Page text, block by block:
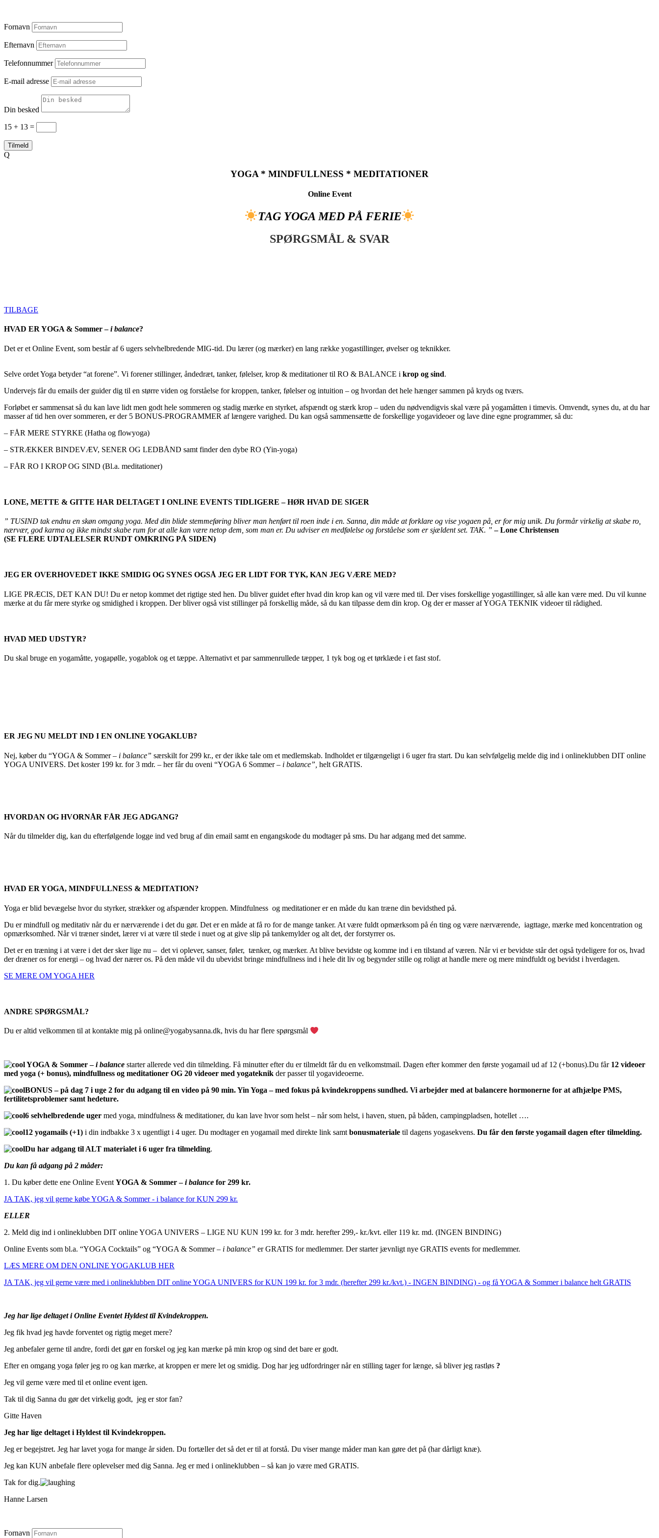
Fornavn
Efternavn
Telefonnummer
E-mail adresse
Din besked
15 + 13 =
Tilmeld
Q
YOGA * MINDFULLNESS * MEDITATIONER
Online Event
TAG YOGA MED PÅ FERIE
SPØRGSMÅL & SVAR
TILBAGE
HVAD ER YOGA & Sommer –i balance?
Det er et Online Event, som består af 6 ugers selvhelbredende MIG-tid. Du lærer (og mærker) en lang række yogastillinger, øvelser og teknikker.
Selve ordet Yoga betyder “at forene”. Vi forener stillinger, åndedræt, tanker, følelser, krop & meditationer til RO & BALANCE i krop og sind.
Undervejs får du emails der guider dig til en større viden og forståelse for kroppen, tanker, følelser og intuition – og hvordan det hele hænger sammen på kryds og tværs.
Forløbet er sammensat så du kan lave lidt men godt hele sommeren og stadig mærke en styrket, afspændt og stærk krop – uden du nødvendigvis skal være på yogamåtten i timevis. Omvendt, synes du, at du har
masser af tid hen over sommeren, er der 5 BONUS-PROGRAMMER af længere varighed. Du kan også sammensætte de forskellige yogavideoer og lave dine egne programmer, så du:
– FÅR MERE STYRKE (Hatha og flowyoga)
– STRÆKKER BINDEVÆV, SENER OG LEDBÅND samt finder den dybe RO (Yin-yoga)
– FÅR RO I KROP OG SIND (Bl.a. meditationer)
LONE, METTE & GITTE HAR DELTAGET I ONLINE EVENTS TIDLIGERE – HØR HVAD DE SIGER
” TUSIND tak endnu en skøn omgang yoga. Med din blide stemmeføring bliver man henført til roen inde i en. Sanna, din måde at forklare og vise yogaen på, er for mig unik. Du formår virkelig at skabe ro,
nærvær, god karma og ikke mindst skabe rum for at alle kan være netop dem, som man er. Du udviser en medfølelse og forståelse som er sjældent set. TAK. ”– Lone Christensen
(SE FLERE UDTALELSER RUNDT OMKRING PÅ SIDEN)
JEG ER OVERHOVEDET IKKE SMIDIG OG SYNES OGSÅ JEG ER LIDT FOR TYK, KAN JEG VÆRE MED?
LIGE PRÆCIS, DET KAN DU! Du er netop kommet det rigtige sted hen. Du bliver guidet efter hvad din krop kan og vil være med til. Der vises forskellige yogastillinger, så alle kan være med. Du vil kunne
mærke at du får mere styrke og smidighed i kroppen. Der bliver også vist stillinger på forskellig måde, så du kan tilpasse dem din krop. Og der er masser af YOGA TEKNIK videoer til rådighed.
HVAD MED UDSTYR?
Du skal bruge en yogamåtte, yogapølle, yogablok og et tæppe. Alternativt et par sammenrullede tæpper, 1 tyk bog og et tørklæde i et fast stof.
ER JEG NU MELDT IND I EN ONLINE YOGAKLUB?
Nej, køber du “YOGA & Sommer – i balance” særskilt for 299 kr., er der ikke tale om et medlemskab. Indholdet er tilgængeligt i 6 uger fra start. Du kan selvfølgelig melde dig ind i onlineklubben DIT online
YOGA UNIVERS. Det koster 199 kr. for 3 mdr. – her får du oveni “YOGA 6 Sommer – i balance”, helt GRATIS.
HVORDAN OG HVORNÅR FÅR JEG ADGANG?
Når du tilmelder dig, kan du efterfølgende logge ind ved brug af din email samt en engangskode du modtager på sms. Du har adgang med det samme.
HVAD ER YOGA, MINDFULLNESS & MEDITATION?
Yoga er blid bevægelse hvor du styrker, strækker og afspænder kroppen. Mindfulness og meditationer er en måde du kan træne din bevidsthed på.
Du er mindfull og meditativ når du er nærværende i det du gør. Det er en måde at få ro for de mange tanker. At være fuldt opmærksom på én ting og være nærværende, iagttage, mærke med koncentration og
opmærksomhed. Når vi træner sindet, lærer vi at være til stede i nuet og at give slip på tankemylder og alt det, der forstyrrer os.
Det er en træning i at være i det der sker lige nu – det vi oplever, sanser, føler, tænker, og mærker. At blive bevidste og komme ind i en tilstand af væren. Når vi er bevidste står det også tydeligere for os, hvad
der dræner os for energi – og hvad der nærer os. På den måde vil du ubevidst bringe mindfullness ind i hele dit liv og begynder stille og roligt at handle mere og mere mindfuldt og bevidst i hverdagen.
SE MERE OM YOGA HER
ANDRE SPØRGSMÅL?
Du er altid velkommen til at kontakte mig på online@yogabysanna.dk, hvis du har flere spørgsmål
YOGA & Sommer –i balance starter allerede ved din tilmelding. Få minutter efter du er tilmeldt får du en velkomstmail. Dagen efter kommer den første yogamail ud af 12 (+bonus).Du får12 videoer
med yoga (+ bonus), mindfullness og meditationer OG 20 videoer med yogateknik der passer til yogavideoerne.
BONUS – på dag 7 i uge 2 for du adgang til en video på 90 min. Yin Yoga – med fokus på kvindekroppens sundhed. Vi arbejder med at balancere hormonerne for at afhjælpe PMS,
fertilitetsproblemer samt hedeture.
6 selvhelbredende uger med yoga, mindfulness & meditationer, du kan lave hvor som helst – når som helst, i haven, stuen, på båden, campingpladsen, hotellet ….
12 yogamails (+1) i din indbakke 3 x ugentligt i 4 uger. Du modtager en yogamail med direkte link samt bonusmateriale til dagens yogasekvens. Du får den første yogamail dagen efter tilmelding.
Du har adgang til ALT materialet i 6 uger fra tilmelding.
Du kan få adgang på 2 måder:
1. Du køber dette ene Online Event YOGA & Sommer –i balance for 299 kr.
JA TAK, jeg vil gerne købe YOGA & Sommer - i balance for KUN 299 kr.
ELLER
2. Meld dig ind i onlineklubben DIT online YOGA UNIVERS – LIGE NU KUN 199 kr. for 3 mdr. herefter 299,- kr./kvt. eller 119 kr. md. (INGEN BINDING)
Online Events som bl.a. “YOGA Cocktails” og “YOGA & Sommer – i balance” er GRATIS for medlemmer. Der starter jævnligt nye GRATIS events for medlemmer.
LÆS MERE OM DEN ONLINE YOGAKLUB HER
JA TAK, jeg vil gerne være med i onlineklubben DIT online YOGA UNIVERS for KUN 199 kr. for 3 mdr. (herefter 299 kr./kvt.) - INGEN BINDING) - og få YOGA & Sommer i balance helt GRATIS
Jeg har lige deltaget i Online Eventet Hyldest til Kvindekroppen.
Jeg fik hvad jeg havde forventet og rigtig meget mere?
Jeg anbefaler gerne til andre, fordi det gør en forskel og jeg kan mærke på min krop og sind det bare er godt.
Efter en omgang yoga føler jeg ro og kan mærke, at kroppen er mere let og smidig. Dog har jeg udfordringer når en stilling tager for længe, så bliver jeg rastløs ?
Jeg vil gerne være med til et online event igen.
Tak til dig Sanna du gør det virkelig godt, jeg er stor fan?
Gitte Haven
Jeg har lige deltaget i Hyldest til Kvindekroppen.
Jeg er begejstret. Jeg har lavet yoga for mange år siden. Du fortæller det så det er til at forstå. Du viser mange måder man kan gøre det på (har dårligt knæ).
Jeg kan KUN anbefale flere oplevelser med dig Sanna. Jeg er med i onlineklubben – så kan jo være med GRATIS.
Tak for dig.
Hanne Larsen
Fornavn